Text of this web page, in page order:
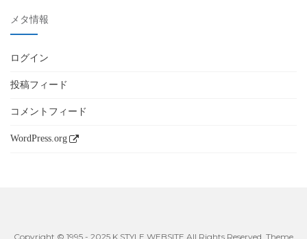
メタ情報
ログイン
投稿フィード
コメントフィード
WordPress.org
Copyright © 1995 - 2025 K STYLE WEBSITE All Rights Reserved. Theme